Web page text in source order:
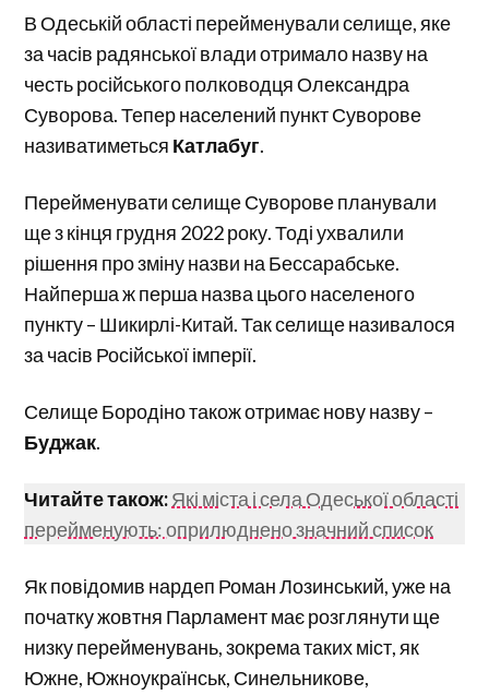
В Одеській області перейменували селище, яке
за часів радянської влади отримало назву на
честь російського полководця Олександра
Суворова. Тепер населений пункт Суворове
називатиметься Катлабуг.
Перейменувати селище Суворове планували
ще з кінця грудня 2022 року. Тоді ухвалили
рішення про зміну назви на Бессарабське.
Найперша ж перша назва цього населеного
пункту – Шикирлі-Китай. Так селище називалося
за часів Російської імперії.
Селище Бородіно також отримає нову назву –
Буджак.
Читайте також:Які міста і села Одеської області
перейменують: оприлюднено значний список
Як повідомив нардеп Роман Лозинський, уже на
початку жовтня Парламент має розглянути ще
низку перейменувань, зокрема таких міст, як
Южне, Южноукраїнськ, Синельникове,